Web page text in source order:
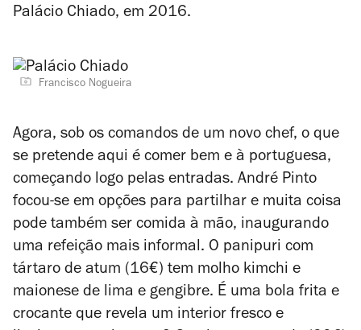
Palácio Chiado, em 2016.
Francisco Nogueira
Agora, sob os comandos de um novo chef, o que
se pretende aqui é comer bem e à portuguesa,
começando logo pelas entradas. André Pinto
focou-se em opções para partilhar e muita coisa
pode também ser comida à mão, inaugurando
uma refeição mais informal. O panipuri com
tártaro de atum (16€) tem molho kimchi e
maionese de lima e gengibre. É uma bola frita e
crocante que revela um interior fresco e